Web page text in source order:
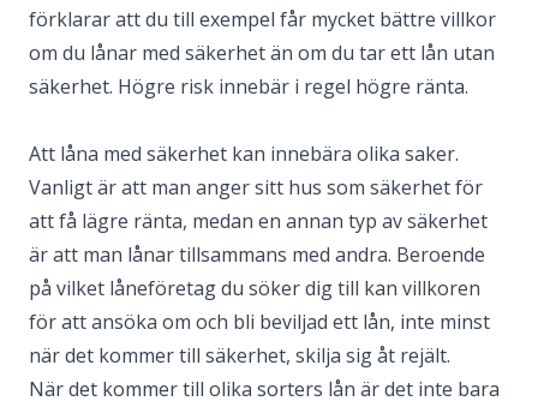
förklarar att du till exempel får mycket bättre villkor
om du lånar med säkerhet än om du tar ett lån utan
säkerhet. Högre risk innebär i regel högre ränta.
Att låna med säkerhet kan innebära olika saker.
Vanligt är att man anger sitt hus som säkerhet för
att få lägre ränta, medan en annan typ av säkerhet
är att man lånar tillsammans med andra. Beroende
på vilket låneföretag du söker dig till kan villkoren
för att ansöka om och bli beviljad ett lån, inte minst
när det kommer till säkerhet, skilja sig åt rejält.
När det kommer till olika sorters lån är det inte bara